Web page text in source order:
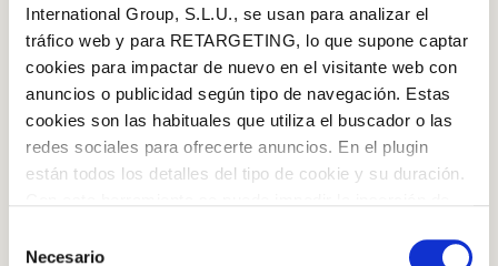
International Group, S.L.U., se usan para analizar el
tráfico web y para RETARGETING, lo que supone captar
cookies para impactar de nuevo en el visitante web con
anuncios o publicidad según tipo de navegación. Estas
cookies son las habituales que utiliza el buscador o las
redes sociales para ofrecerte anuncios. En el plugin
están todos los detalles del tipo de cookie y su duración.
la web aparece cómo evitar las cookies en el navegador.
Necesario
era un autèntic desplegament de carisma.
Suc i oli . Aquest raig d’oli en el teu batut verd serà l’equivalent
gastronòmic de Catherine Zeta-Jones i Michael Douglas: ningú
donava un duro per ells i no obstant això aquí segueixen,
demostrant a el món que les combinacions a priori raretes
poden tenir un futur brillant.Iniciar sessió amb Google